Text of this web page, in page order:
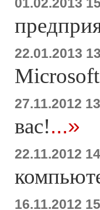
22.01.2013
Microsoft
27.11.2012
вас!...»
22.11.2012
16.11.2012